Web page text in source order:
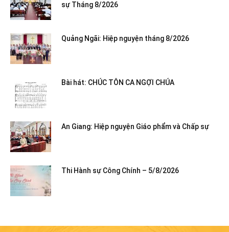
sự Tháng 8/2026
Quảng Ngãi: Hiệp nguyện tháng 8/2026
Bài hát: CHÚC TÔN CA NGỢI CHÚA
An Giang: Hiệp nguyện Giáo phẩm và Chấp sự
Thi Hành sự Công Chính – 5/8/2026